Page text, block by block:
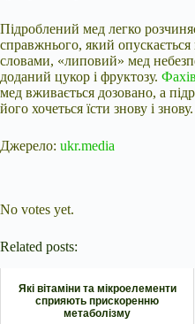
Підроблений мед легко
справжнього, який опускається
словами, «липовий» мед
доданий цукор і фруктозу.
мед вживається дозовано, а
його хочеться їсти знову і знову.
Джерело: ukr.media
No votes yet.
Related posts:
Які вітаміни та мікроелементи
сприяють прискоренню
метаболізму